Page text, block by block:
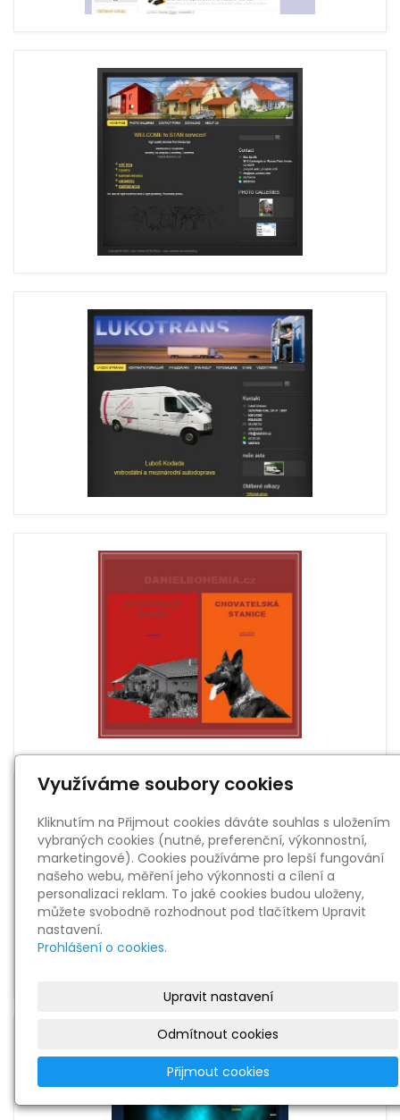
Využíváme soubory cookies
Kliknutím na Přijmout cookies dáváte souhlas s uložením
vybraných cookies (nutné, preferenční, výkonnostní,
marketingové). Cookies používáme pro lepší fungování
našeho webu, měření jeho výkonnosti a cílení a
personalizaci reklam. To jaké cookies budou uloženy,
můžete svobodně rozhodnout pod tlačítkem Upravit
nastavení.
Prohlášení o cookies.
Upravit nastavení
Odmítnout cookies
Přijmout cookies